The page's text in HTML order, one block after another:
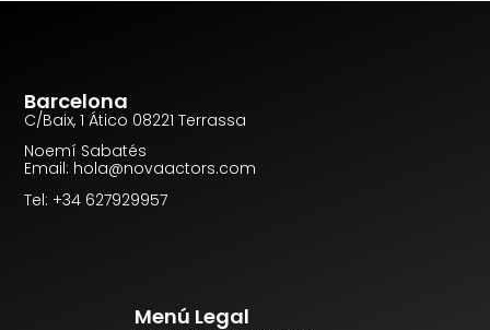
Barcelona
C/Baix, 1 Ático 08221 Terrassa
Noemí Sabatés
Email: hola@novaactors.com
Tel: +34 627929957
Menú Legal